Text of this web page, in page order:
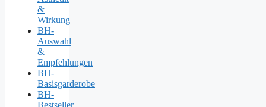
&
Wirkung
BH-
Auswahl
&
Empfehlungen
BH-
Basisgarderobe
BH-
Bestseller